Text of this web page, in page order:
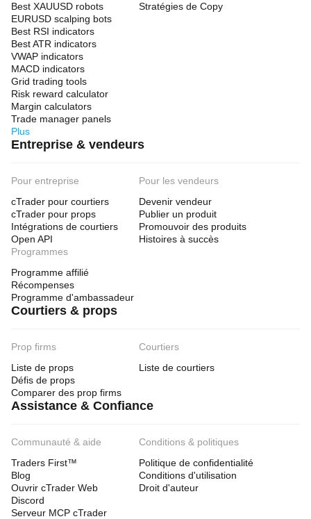
Best XAUUSD robots
EURUSD scalping bots
Best RSI indicators
Best ATR indicators
VWAP indicators
MACD indicators
Grid trading tools
Risk reward calculator
Margin calculators
Trade manager panels
Plus
Stratégies de Copy
Entreprise & vendeurs
Pour entreprise
cTrader pour courtiers
cTrader pour props
Intégrations de courtiers
Open API
Pour les vendeurs
Devenir vendeur
Publier un produit
Promouvoir des produits
Histoires à succès
Programmes
Programme affilié
Récompenses
Programme d'ambassadeur
Courtiers & props
Prop firms
Liste de props
Défis de props
Comparer des prop firms
Courtiers
Liste de courtiers
Assistance & Confiance
Communauté & aide
Traders First™
Blog
Ouvrir cTrader Web
Discord
Serveur MCP cTrader
Conditions & politiques
Politique de confidentialité
Conditions d'utilisation
Droit d'auteur